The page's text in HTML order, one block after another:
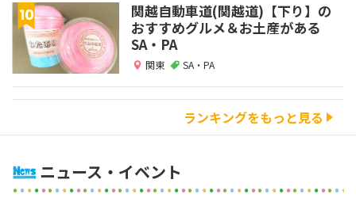
関越自動車道(関越道)【下り】の
おすすめグルメ＆お土産がある
SA・PA
関東 SA・PA
ランキングをもっと見る
ニュース・イベント